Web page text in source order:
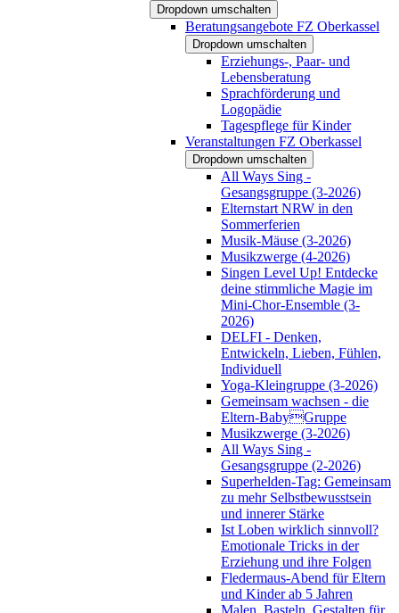
Dropdown umschalten
Beratungsangebote FZ Oberkassel
Dropdown umschalten
Erziehungs-, Paar- und
Lebensberatung
Sprachförderung und
Logopädie
Tagespflege für Kinder
Veranstaltungen FZ Oberkassel
Dropdown umschalten
All Ways Sing -
Gesangsgruppe (3-2026)
Elternstart NRW in den
Sommerferien
Musik-Mäuse (3-2026)
Musikzwerge (4-2026)
Singen Level Up! Entdecke
deine stimmliche Magie im
Mini-Chor-Ensemble (3-
2026)
DELFI - Denken,
Entwickeln, Lieben, Fühlen,
Individuell
Yoga-Kleingruppe (3-2026)
Gemeinsam wachsen - die
Eltern-BabyGruppe
Musikzwerge (3-2026)
All Ways Sing -
Gesangsgruppe (2-2026)
Superhelden-Tag: Gemeinsam
zu mehr Selbstbewusstsein
und innerer Stärke
Ist Loben wirklich sinnvoll?
Emotionale Tricks in der
Erziehung und ihre Folgen
Fledermaus-Abend für Eltern
und Kinder ab 5 Jahren
Malen, Basteln, Gestalten für